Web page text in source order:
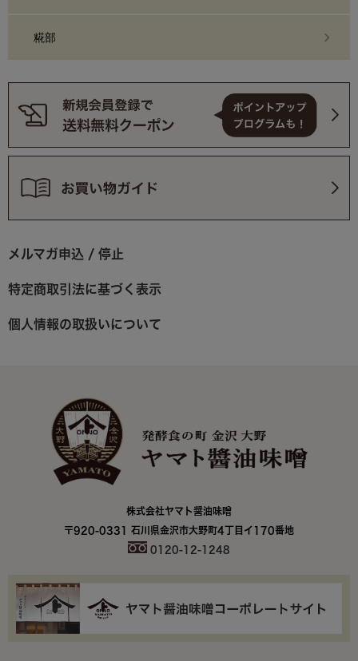
糀部
メルマガ申込 / 停止
特定商取引法に基づく表示
個人情報の取扱いについて
株式会社ヤマト醤油味噌
〒920-0331 石川県金沢市大野町4丁目イ170番地
0120-12-1248